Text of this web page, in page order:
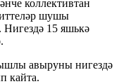
коллективтан
шушы
Нигездә 15 яшькә
авыруны нигездә
кайта.